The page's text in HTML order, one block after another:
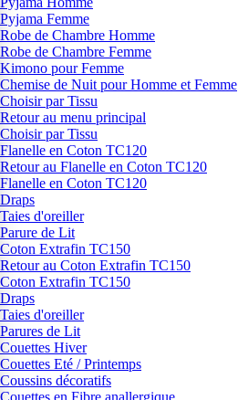
Pyjama Femme
Robe de Chambre Homme
Robe de Chambre Femme
Kimono pour Femme
Chemise de Nuit pour Homme et Femme
Choisir par Tissu
Retour au menu principal
Choisir par Tissu
Flanelle en Coton TC120
Retour au Flanelle en Coton TC120
Flanelle en Coton TC120
Draps
Taies d'oreiller
Parure de Lit
Coton Extrafin TC150
Retour au Coton Extrafin TC150
Coton Extrafin TC150
Draps
Taies d'oreiller
Parures de Lit
Couettes Hiver
Couettes Eté / Printemps
Coussins décoratifs